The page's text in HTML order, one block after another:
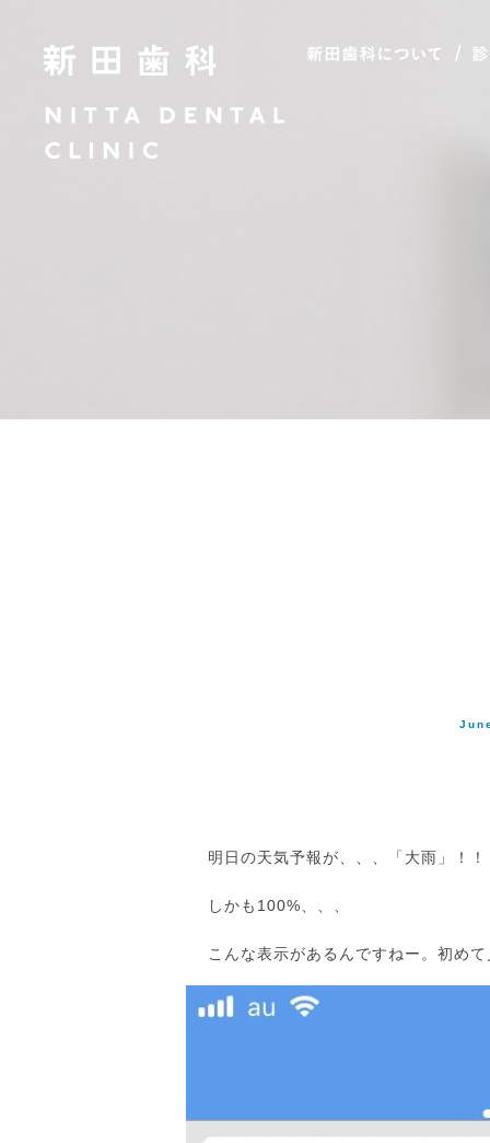
明日の天気予報が、、、「大雨」！！
しかも100%、、、
こんな表示があるんですねー。初め